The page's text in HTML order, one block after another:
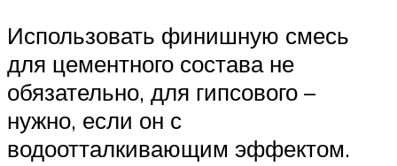
Использовать финишную смесь
для цементного состава не
обязательно, для гипсового –
нужно, если он с
водоотталкивающим эффектом.